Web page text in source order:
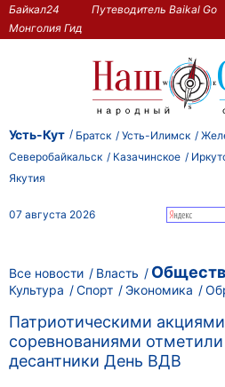
Байкал24 Путеводитель Baikal Go
Монголия Гид
Усть-Кут Братск Усть-Илимск
Северобайкальск
Казачинское
Якутия
07 августа 2026
Все новости Власть
Культура
Спорт Экономика
Патриотическими
соревнованиями
десантники День ВДВ